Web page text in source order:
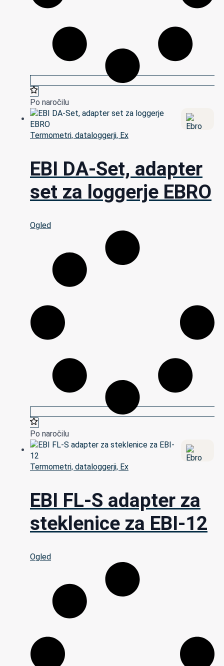
Po naročilu
Termometri, dataloggerji, Ex
EBI DA-Set, adapter
set za loggerje EBRO
Ogled
Po naročilu
Termometri, dataloggerji, Ex
EBI FL-S adapter za
steklenice za EBI-12
Ogled